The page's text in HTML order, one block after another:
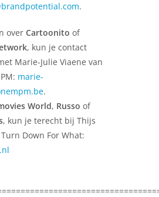
.
over Cartoonito of
, kun je contact
Marie-Julie Viaene van
marie-
.
World, Russo of
, kun je terecht bij Thijs
Turn Down For What: